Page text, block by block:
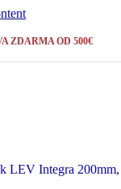
ZDARMA OD 500€